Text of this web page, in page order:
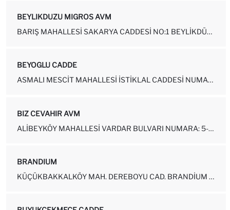
BEYLIKDUZU MIGROS AVM
BARIŞ MAHALLESI SAKARYA CADDESI NO:1 BEYLIKDÜZÜ
BEYOGLU CADDE
ASMALI MESCIT MAHALLESI İSTIKLAL CADDESI NUMARA: 124
BIZ CEVAHIR AVM
ALIBEYKÖY MAHALLESI VARDAR BULVARI NUMARA: 5-11-28 EYÜPSULTAN-İSTAN...
BRANDIUM
KÜÇÜKBAKKALKÖY MAH. DEREBOYU CAD. BRANDIUM AVM NO: 3 - 1B014 ATAŞEH...